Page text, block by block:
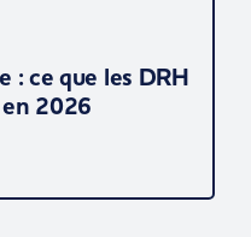
: ce que les DRH
2026